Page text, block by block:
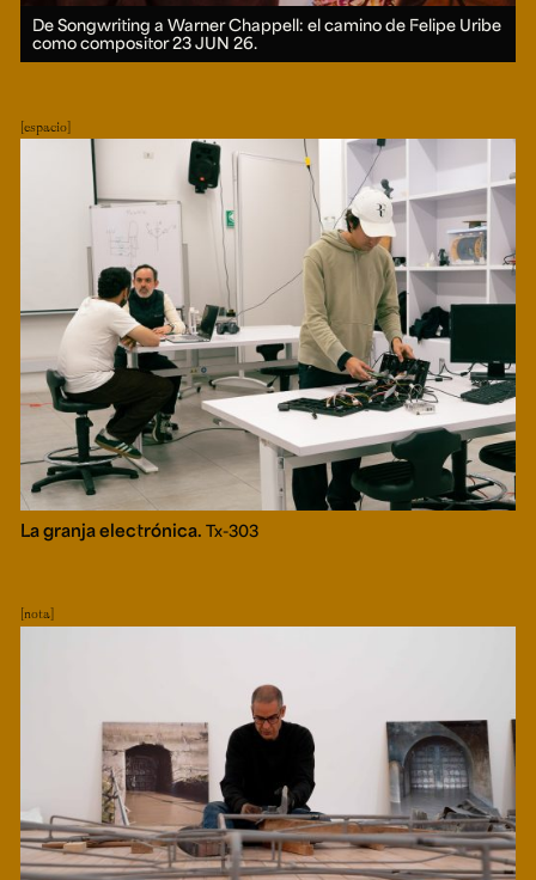
De Songwriting a Warner Chappell: el camino de Felipe Uribe
como compositor23 JUN 26.
espacio
La granja electrónica. Tx-303
nota